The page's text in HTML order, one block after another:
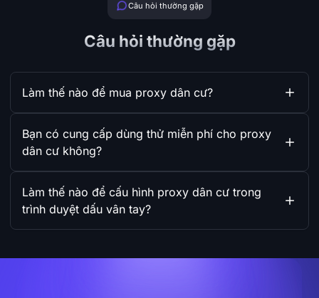
Câu hỏi thường gặp
Câu hỏi thường gặp
Làm thế nào để mua proxy dân cư?
Bạn có cung cấp dùng thử miễn phí cho proxy
dân cư không?
Làm thế nào để cấu hình proxy dân cư trong
trình duyệt dấu vân tay?